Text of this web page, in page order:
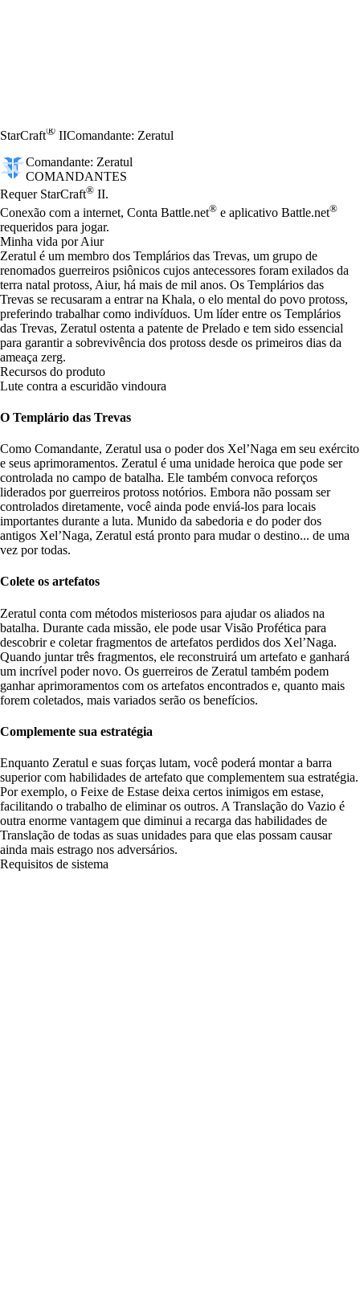
StarCraft® IIComandante: Zeratul
Comandante: Zeratul
COMANDANTES
Preço
Available actions
Requer StarCraft® II.
Conexão com a internet, Conta Battle.net® e aplicativo Battle.net®
requeridos para jogar.
Minha vida por Aiur
Zeratul é um membro dos Templários das Trevas, um grupo de
renomados guerreiros psiônicos cujos antecessores foram exilados da
terra natal protoss, Aiur, há mais de mil anos. Os Templários das
Trevas se recusaram a entrar na Khala, o elo mental do povo protoss,
preferindo trabalhar como indivíduos. Um líder entre os Templários
das Trevas, Zeratul ostenta a patente de Prelado e tem sido essencial
para garantir a sobrevivência dos protoss desde os primeiros dias da
ameaça zerg.
Recursos do produto
Lute contra a escuridão vindoura
O Templário das Trevas
Como Comandante, Zeratul usa o poder dos Xel’Naga em seu exército
e seus aprimoramentos. Zeratul é uma unidade heroica que pode ser
controlada no campo de batalha. Ele também convoca reforços
liderados por guerreiros protoss notórios. Embora não possam ser
controlados diretamente, você ainda pode enviá-los para locais
importantes durante a luta. Munido da sabedoria e do poder dos
antigos Xel’Naga, Zeratul está pronto para mudar o destino... de uma
vez por todas.
Colete os artefatos
Zeratul conta com métodos misteriosos para ajudar os aliados na
batalha. Durante cada missão, ele pode usar Visão Profética para
descobrir e coletar fragmentos de artefatos perdidos dos Xel’Naga.
Quando juntar três fragmentos, ele reconstruirá um artefato e ganhará
um incrível poder novo. Os guerreiros de Zeratul também podem
ganhar aprimoramentos com os artefatos encontrados e, quanto mais
forem coletados, mais variados serão os benefícios.
Complemente sua estratégia
Enquanto Zeratul e suas forças lutam, você poderá montar a barra
superior com habilidades de artefato que complementem sua estratégia.
Por exemplo, o Feixe de Estase deixa certos inimigos em estase,
facilitando o trabalho de eliminar os outros. A Translação do Vazio é
outra enorme vantagem que diminui a recarga das habilidades de
Translação de todas as suas unidades para que elas possam causar
ainda mais estrago nos adversários.
Requisitos de sistema